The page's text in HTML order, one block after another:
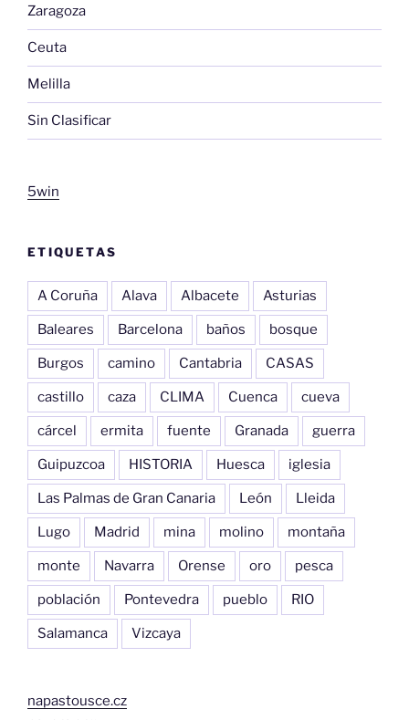
Zaragoza
Ceuta
Melilla
Sin Clasificar
5win
ETIQUETAS
A Coruña Alava Albacete Asturias
Baleares Barcelona baños bosque
Burgos camino Cantabria CASAS
castillo caza CLIMA Cuenca cueva
cárcel ermita fuente Granada guerra
Guipuzcoa HISTORIA Huesca iglesia
Las Palmas de Gran Canaria León Lleida
Lugo Madrid mina molino montaña
monte Navarra Orense oro pesca
población Pontevedra pueblo RIO
Salamanca Vizcaya
napastousce.cz